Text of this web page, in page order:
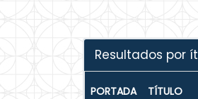
Resultados por
PORTADA TÍTULO